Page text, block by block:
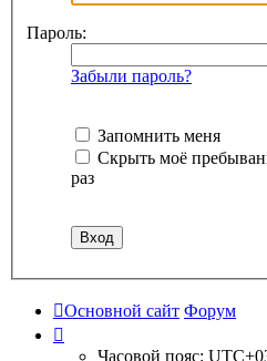
Пароль:
Забыли пароль?
Запомнить меня
Скрыть моё
раз
Основной сайт Форум
Часовой пояс: